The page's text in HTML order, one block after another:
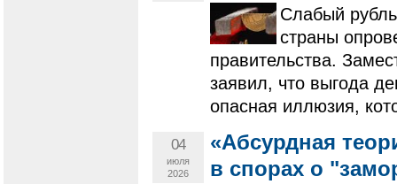
Слабый
страны
правительства.
заявил, что выгода
опасная иллюзия,
04
июля
2026
«Абсурдная
в спорах о